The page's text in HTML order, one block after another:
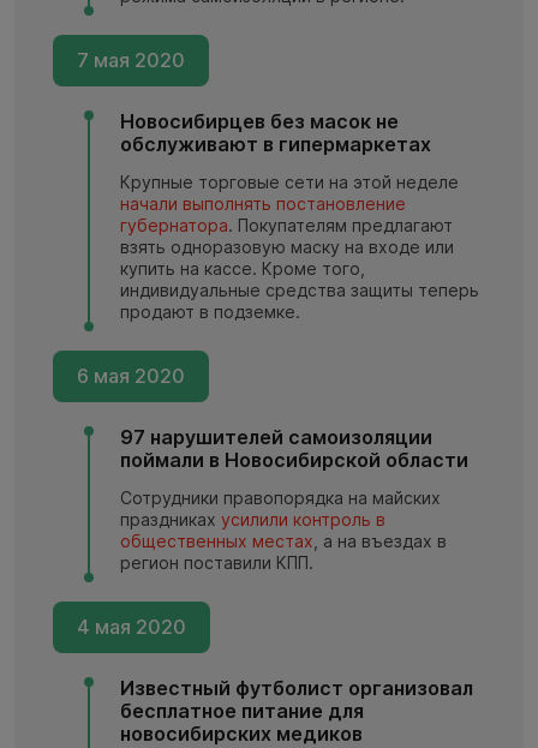
7 мая 2020
Новосибирцев без масок не
обслуживают в гипермаркетах
Крупные торговые сети на этой неделе
начали выполнять постановление
губернатора. Покупателям предлагают
взять одноразовую маску на входе или
купить на кассе. Кроме того,
индивидуальные средства защиты теперь
продают в подземке.
6 мая 2020
97 нарушителей самоизоляции
поймали в Новосибирской области
Сотрудники правопорядка на майских
праздниках усилили контроль в
общественных местах , а на въездах в
регион поставили КПП.
4 мая 2020
Известный футболист организовал
бесплатное питание для
новосибирских медиков